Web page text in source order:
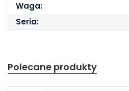
Waga:
Seria:
Polecane produkty